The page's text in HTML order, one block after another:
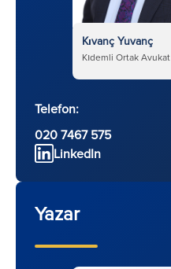
Kıvanç Yuvanç
Kıdemli Ortak Avukat
Telefon:
020 7467 575
LinkedIn
Yazar